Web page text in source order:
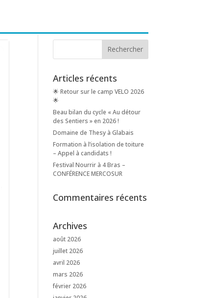
Articles récents
🌟 Retour sur le camp VELO 2026
🌟
Beau bilan du cycle « Au détour
des Sentiers » en 2026 !
Domaine de Thesy à Glabais
Formation à l’isolation de toiture
– Appel à candidats !
Festival Nourrir à 4 Bras –
CONFÉRENCE MERCOSUR
Commentaires récents
Archives
août 2026
juillet 2026
avril 2026
mars 2026
février 2026